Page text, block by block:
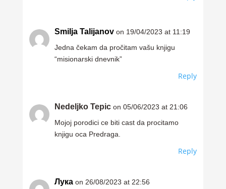
Smilja Talijanov on 19/04/2023 at 11:19
Jedna čekam da pročitam vašu knjigu
“misionarski dnevnik”
Reply
Nedeljko Tepic on 05/06/2023 at 21:06
Mojoj porodici ce biti cast da procitamo
knjigu oca Predraga.
Reply
Лука on 26/08/2023 at 22:56